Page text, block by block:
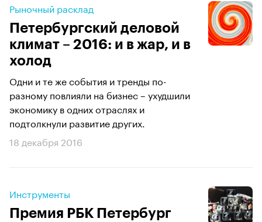
Рыночный расклад
Петербургский деловой
климат – 2016: и в жар, и в
холод
Одни и те же события и тренды по-
разному повлияли на бизнес – ухудшили
экономику в одних отраслях и
подтолкнули развитие других.
18 декабря 2016
Инструменты
Премия РБК Петербург